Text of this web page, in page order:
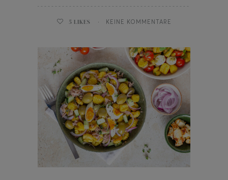
Eis am Stil
5 LIKES KEINE KOMMENTARE